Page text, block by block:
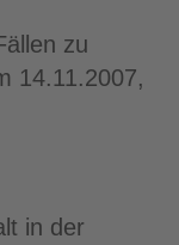
zu
14.11.2007,
in der